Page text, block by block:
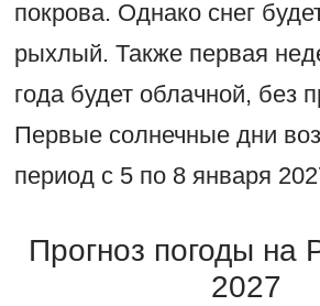
покрова. Однако снег
рыхлый. Также первая
года будет облачной, без
Первые солнечные дни
период с 5 по 8 января
Прогноз погоды на
2027